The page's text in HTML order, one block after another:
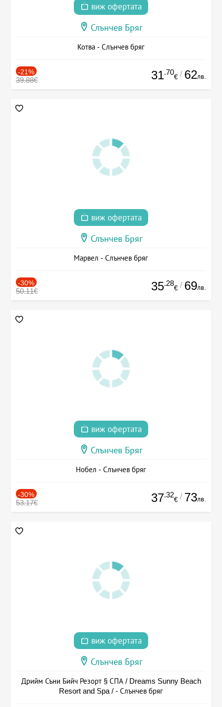
виж офертата
Слънчев Бряг
Котва - Слънчев бряг
-21%
39.88€ 31.70
€ / 62лв.
виж офертата
Слънчев Бряг
Марвел - Слънчев бряг
-30%
50.11€ 35.28
€ / 69лв.
виж офертата
Слънчев Бряг
Нобел - Слънчев бряг
-30%
53.17€ 37.32
€ / 73лв.
виж офертата
Слънчев Бряг
Дрийм Съни Бийч Резорт § СПА / Dreams Sunny Beach
Resort and Spa / - Слънчев бряг